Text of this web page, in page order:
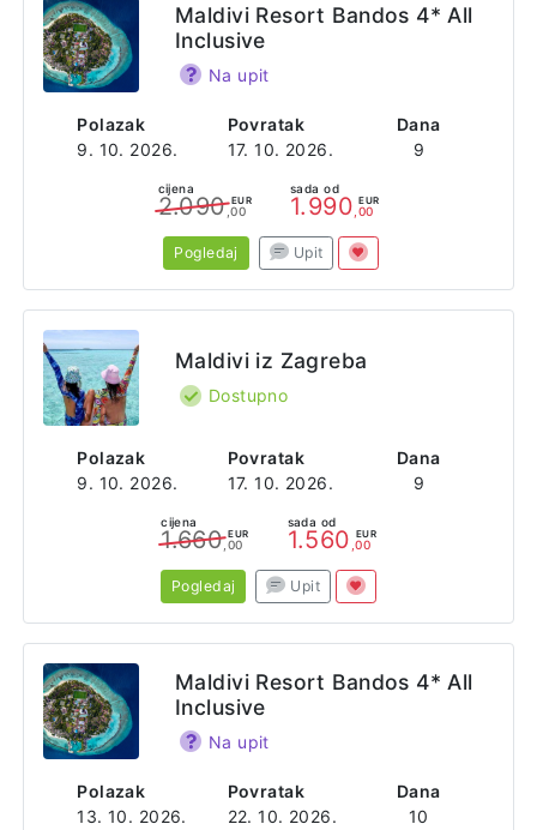
Polazak
9. 10. 2026.
Povratak
17. 10. 2026.
Dana
9
Maldivi Resort Bandos 4* All
Inclusive
Na upit
cijena
2.090 EUR
,00
sada od
1.990 EUR
,00
Pogledaj Upit
Polazak
9. 10. 2026.
Povratak
17. 10. 2026.
Dana
9
Maldivi iz Zagreba
Dostupno
cijena
1.660 EUR
,00
sada od
1.560 EUR
,00
Pogledaj Upit
Polazak
13. 10. 2026.
Povratak
22. 10. 2026.
Dana
10
Maldivi Resort Bandos 4* All
Inclusive
Na upit